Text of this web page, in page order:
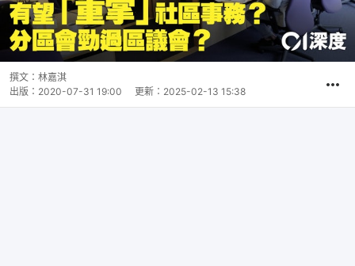
撰文： 林嘉淇
出版： 2020-07-31 19:00 更新： 2025-02-13 15:38